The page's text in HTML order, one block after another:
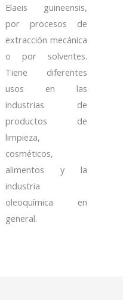
Elaeis guineensis,
por procesos de
extracción mecánica
o por solventes.
Tiene diferentes
usos en las
industrias de
productos de
limpieza,
cosméticos,
alimentos y la
industria
oleoquímica en
general.